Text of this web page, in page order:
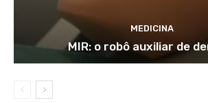
MEDICINA
MIR: o robô auxiliar de